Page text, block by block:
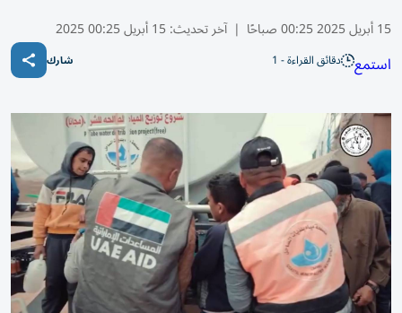
15 أبريل 2025 00:25 صباحًا | آخر تحديث:15 أبريل 00:25 2025
استمع دقائق القراءة - 1 شارك